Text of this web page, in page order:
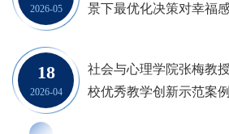
2026-05
景下最优化决策对幸福
18
2026-04
社会与心理学院张梅教
校优秀教学创新示范案例